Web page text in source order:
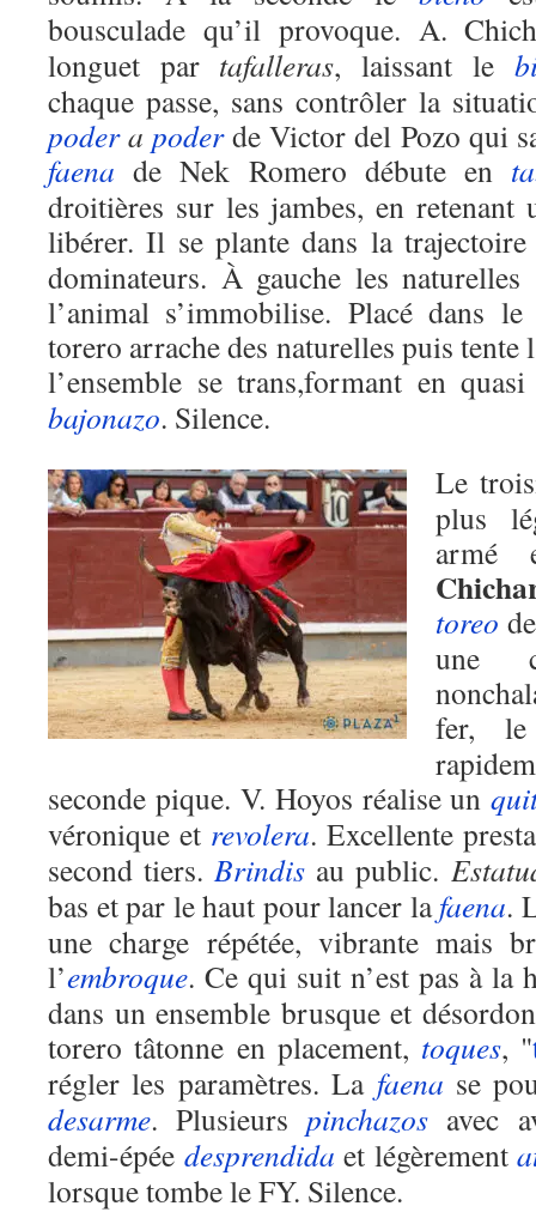
bousculade qu’il provoque. A.
longuet par tafalleras, laissant le
chaque passe, sans contrôler la
poderapoderde Victor del Pozo qui
faena de Nek Romero débute en
droitières sur les jambes, en retenant
libérer. Il se plante dans la
dominateurs. À gauche les
l’animal s’immobilise. Placé dans
torero arrache des naturelles puis tente
l’ensemble se trans,formant en
bajonazo. Silence.
Le
plus
toreo
une
fer,
seconde pique. V. Hoyos réalise un
véronique et revolera. Excellente
second tiers.Brindis au public.
bas et par le haut pour lancer lafaena.
une charge répétée, vibrante mais
l’embroque. Ce qui suit n’est pas à la
dans un ensemble brusque et
torero tâtonne en placement, toques, "
régler les paramètres. La faena se
desarme. Plusieurspinchazos avec
demi-épée desprendida et légèrement
lorsque tombe le FY. Silence.